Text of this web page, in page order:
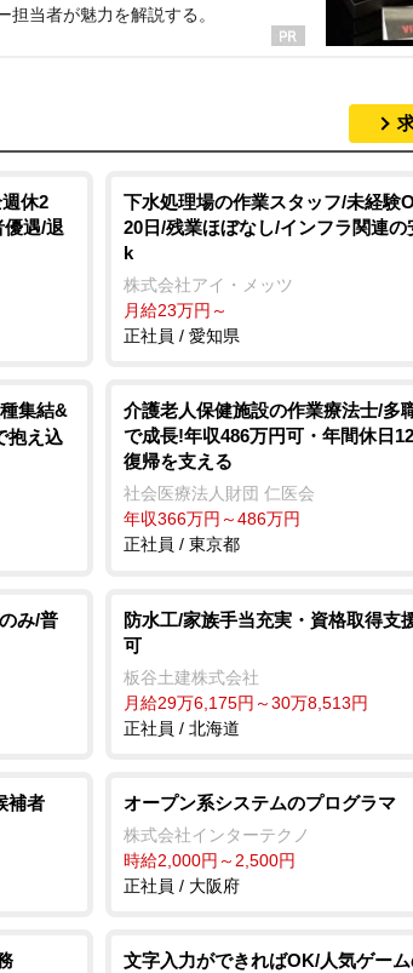
当者が魅力を解説する。
休2
優遇/退
下水処理場の作業スタッフ/未経験
20日/残業ほぼなし/インフラ関連
k
株式会社アイ・メッツ
月給23万円～
正社員 / 愛知県
集結&
抱え込
介護老人保健施設の作業療法士/多
で成長!年収486万円可・年間休日
復帰を支える
社会医療法人財団 仁医会
年収366万円～486万円
正社員 / 東京都
み/普
防水工/家族手当充実・資格取得支
可
板谷土建株式会社
月給29万6,175円～30万8,513円
正社員 / 北海道
補者 オープン系システムのプログラマ
株式会社インターテクノ
時給2,000円～2,500円
正社員 / 大阪府
文字入力ができればOK/人気ゲー